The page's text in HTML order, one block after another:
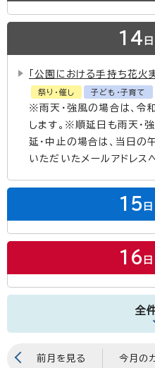
14 日
「公園における手持ち花火
祭り・催し 子ども・子育て
※雨天・強風の場合は、令
します。※順延日も雨天・
延・中止の場合は、当日の
いただいたメールアドレス
15 日
16 日
全
前月を見る 今月の